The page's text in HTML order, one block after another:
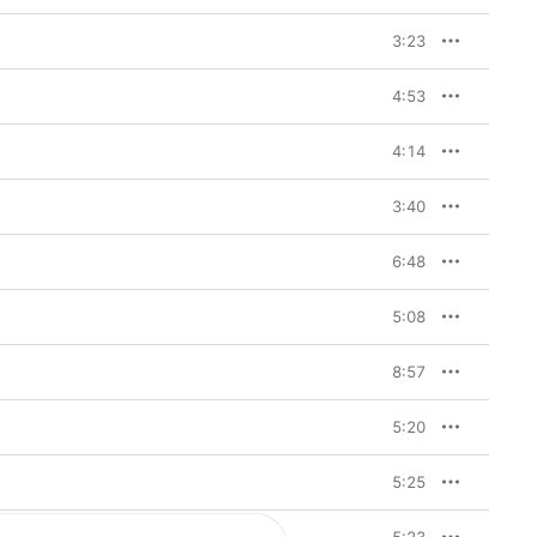
3:23
4:53
4:14
3:40
6:48
5:08
8:57
5:20
5:25